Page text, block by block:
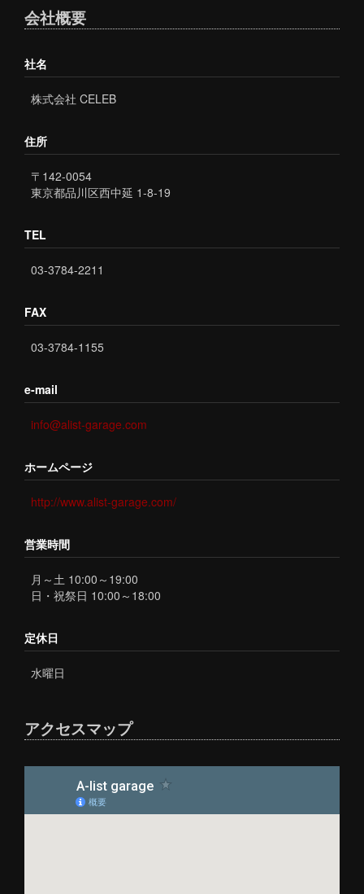
会社概要
社名
株式会社 CELEB
住所
〒142-0054
東京都品川区西中延 1-8-19
TEL
03-3784-2211
FAX
03-3784-1155
e-mail
info@alist-garage.com
ホームページ
http://www.alist-garage.com/
営業時間
月～土 10:00～19:00
日・祝祭日 10:00～18:00
定休日
水曜日
アクセスマップ